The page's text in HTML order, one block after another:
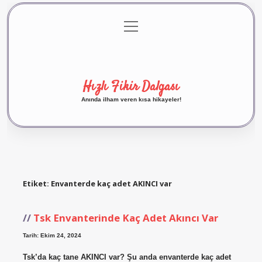
Gizlilik Politikası
menüyü
aç
Hızlı Fikir Dalgası
Anında ilham veren kısa hikayeler!
Etiket: Envanterde kaç adet AKINCI var
Tsk Envanterinde Kaç Adet Akıncı Var
Tarih: Ekim 24, 2024
Tsk’da kaç tane AKINCI var? Şu anda envanterde kaç adet